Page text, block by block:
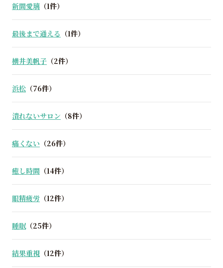
新間愛璃 （1件）
最後まで通える （1件）
横井美帆子 （2件）
浜松 （76件）
潰れないサロン （8件）
痛くない （26件）
癒し時間 （14件）
眼精疲労 （12件）
睡眠（25件）
結果重視 （12件）